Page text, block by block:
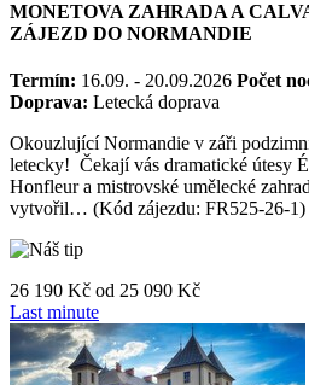
MONETOVA ZAHRADA A
ZÁJEZD DO NORMANDIE
Termín: 16.09. - 20.09.2026 Počet
Doprava: Letecká doprava
Okouzlující Normandie v záři
letecky! Čekají vás dramatické útesy
Honfleur a mistrovské umělecké
vytvořil… (Kód zájezdu: FR525-26-1)
26 190 Kč od 25 090 Kč
Last minute